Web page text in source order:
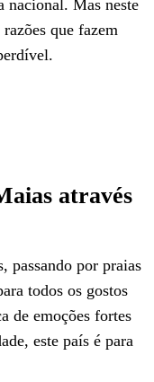
nacional. Mas neste
que fazem
através
passando por praias
todos os gostos
de emoções fortes
este país é para